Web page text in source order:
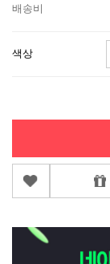
배송비
색상